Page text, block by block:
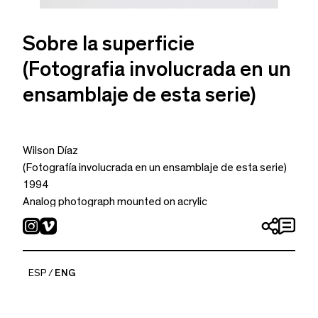
Sobre la superficie
(Fotografia involucrada en un
ensamblaje de esta serie)
Wilson Díaz
(Fotografía involucrada en un ensamblaje de esta serie)
1994
Analog photograph mounted on acrylic
Photography by Victor Robledo
27.5 x 43.3 in
ESP ENG